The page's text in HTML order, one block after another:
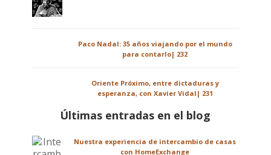
Paco Nadal: 35 años viajando por el mundo
para contarlo| 232
Oriente Próximo, entre dictaduras y
esperanza, con Xavier Vidal| 231
Últimas entradas en el blog
Nuestra experiencia de intercambio de casas
con HomeExchange